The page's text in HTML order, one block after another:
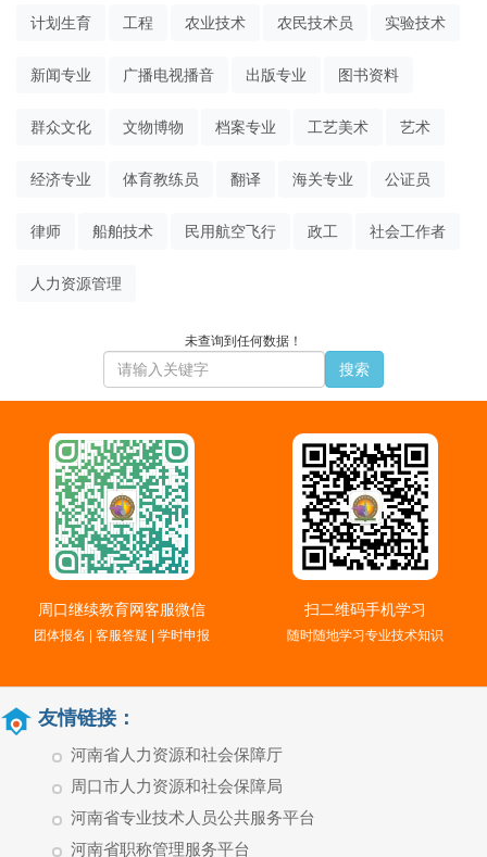
计划生育 工程 农业技术 农民技术员 实验技术
新闻专业 广播电视播音 出版专业 图书资料
群众文化 文物博物 档案专业 工艺美术 艺术
经济专业 体育教练员 翻译 海关专业 公证员
律师 船舶技术 民用航空飞行 政工 社会工作者
人力资源管理
未查询到任何数据！
搜索
周口继续教育网客服微信
团体报名 | 客服答疑 | 学时申报
扫二维码手机学习
随时随地学习专业技术知识
友情链接：
河南省人力资源和社会保障厅
周口市人力资源和社会保障局
河南省专业技术人员公共服务平台
河南省职称管理服务平台